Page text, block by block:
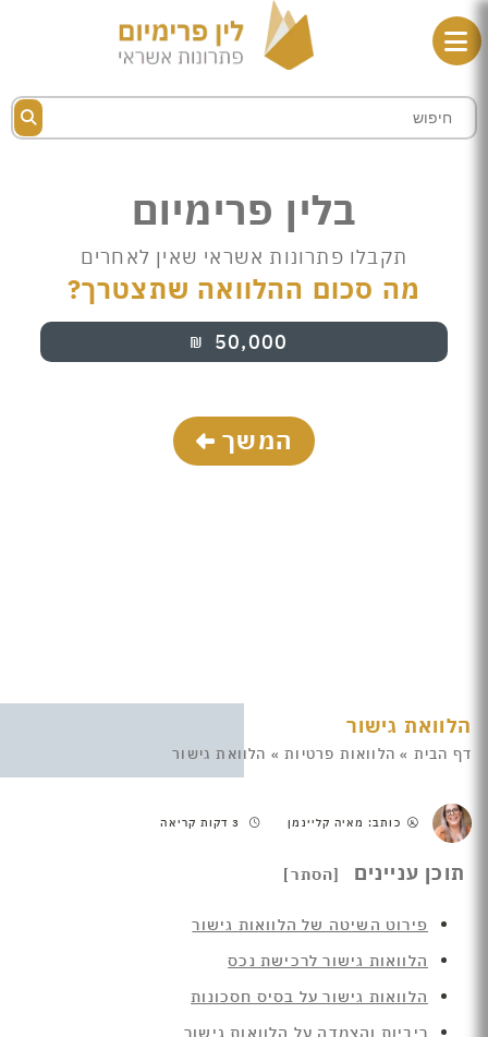
בלין פרימיום
תקבלו פתרונות אשראי שאין לאחרים
מה סכום ההלוואה שתצטרך?
50,000
₪
המשך
הלוואת גישור
דף הבית » הלוואות פרטיות » הלוואת גישור
כותב: מאיה קליינמן
תוכן עניינים
פירוט השיטה של הלוואות גישור
הלוואות גישור לרכישת נכס
הלוואות גישור על בסיס חסכונות
ריביות והצמדה על הלוואות גישור